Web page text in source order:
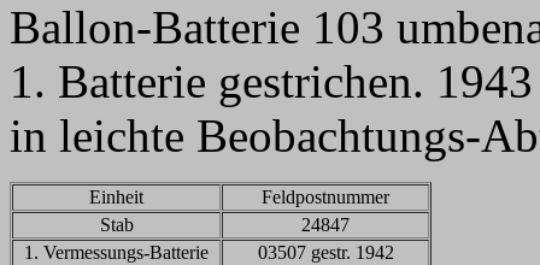
Ballon-Batterie 103
1. Batterie gestrichen.
in leichte Beobachtungs-
Einheit
Feldpostnummer
Stab
24847
1. Vermessungs-Batterie
03507 gestr. 1942